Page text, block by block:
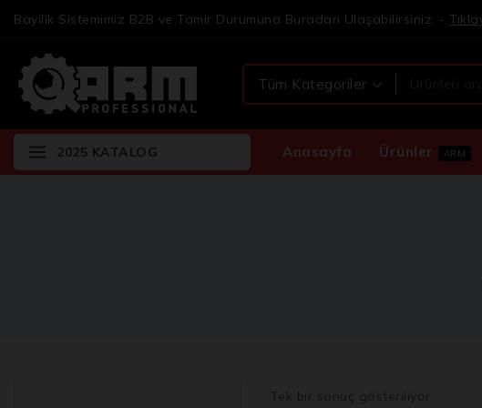
Bayilik Sistemimiz B2B ve Tamir Durumuna Buradan Ulaşabilirsiniz. -
2025 KATALOG Anasayfa Ürünler ARM